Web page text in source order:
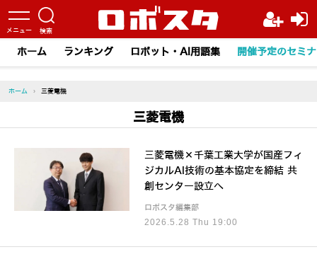
ホーム ランキング ロボット・AI用語集 開催予定のセミ
ホーム › 三菱電機
三菱電機
2026.5.28 Thu 19:00
三菱電機×千葉工業大学が国産フィ
ジカルAI技術の基本協定を締結 共
創センター設立へ
ロボスタ編集部